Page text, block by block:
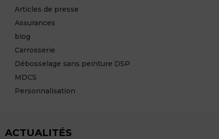
Articles de presse
Assurances
blog
Carrosserie
Débosselage sans peinture DSP
MDCS
Personnalisation
ACTUALITÉS